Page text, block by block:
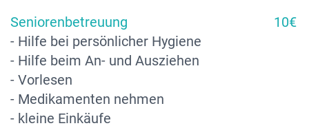
Seniorenbetreuung
- Hilfe bei persönlicher Hygiene
- Hilfe beim An- und Ausziehen
- Vorlesen
- Medikamenten nehmen
- kleine Einkäufe
10€